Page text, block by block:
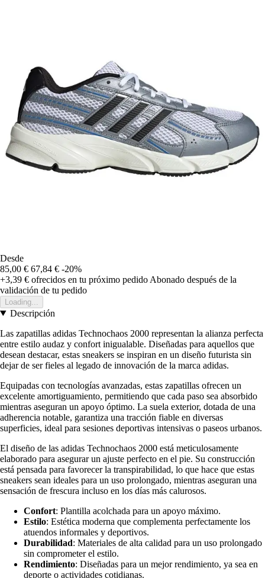
Desde
85,00 € 67,84 € -20%
+3,39 € ofrecidos en tu próximo pedido Abonado después de la
validación de tu pedido
Loading...
Descripción
Las zapatillas adidas Technochaos 2000 representan la alianza perfecta
entre estilo audaz y confort inigualable. Diseñadas para aquellos que
desean destacar, estas sneakers se inspiran en un diseño futurista sin
dejar de ser fieles al legado de innovación de la marca adidas.
Equipadas con tecnologías avanzadas, estas zapatillas ofrecen un
excelente amortiguamiento, permitiendo que cada paso sea absorbido
mientras aseguran un apoyo óptimo. La suela exterior, dotada de una
adherencia notable, garantiza una tracción fiable en diversas
superficies, ideal para sesiones deportivas intensivas o paseos urbanos.
El diseño de las adidas Technochaos 2000 está meticulosamente
elaborado para asegurar un ajuste perfecto en el pie. Su construcción
está pensada para favorecer la transpirabilidad, lo que hace que estas
sneakers sean ideales para un uso prolongado, mientras aseguran una
sensación de frescura incluso en los días más calurosos.
Confort: Plantilla acolchada para un apoyo máximo.
Estilo: Estética moderna que complementa perfectamente los
atuendos informales y deportivos.
Durabilidad: Materiales de alta calidad para un uso prolongado
sin comprometer el estilo.
Rendimiento: Diseñadas para un mejor rendimiento, ya sea en
deporte o actividades cotidianas.